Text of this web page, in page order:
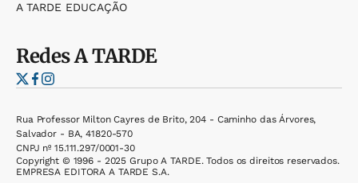
A TARDE EDUCAÇÃO
RedesA TARDE
Rua Professor Milton Cayres de Brito, 204 - Caminho das Árvores,
Salvador - BA, 41820-570
CNPJ nº 15.111.297/0001-30
Copyright © 1996 - 2025 Grupo A TARDE. Todos os direitos reservados.
EMPRESA EDITORA A TARDE S.A.